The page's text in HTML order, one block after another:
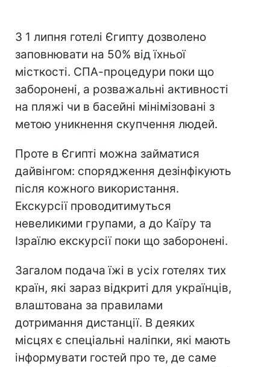
З 1 липня готелі Єгипту дозволено
заповнювати на 50% від їхньої
місткості. СПА-процедури поки що
заборонені, а розважальні активності
на пляжі чи в басейні мінімізовані з
метою уникнення скупчення людей.
Проте в Єгипті можна займатися
дайвінгом: спорядження дезінфікують
після кожного використання.
Екскурсії проводитимуться
невеликими групами, а до Каїру та
Ізраїлю екскурсії поки що заборонені.
Загалом подача їжі в усіх готелях тих
країн, які зараз відкриті для українців,
влаштована за правилами
дотримання дистанції. В деяких
місцях є спеціальні наліпки, які мають
інформувати гостей про те, де саме